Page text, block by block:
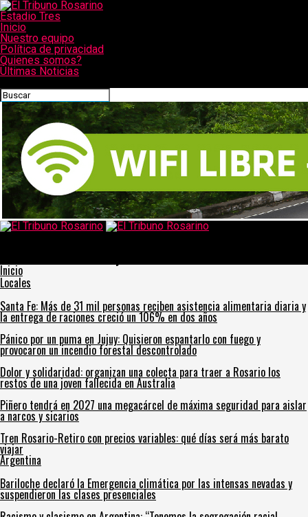
Estadio Tres
Inicio
Nuestro equipo
Política de privacidad
Quienes somos?
Últimas Noticias
Inicio
Locales
Santa Fe: Más de 31 mil personas reciben asistencia alimentaria diaria y
la entrega de raciones creció un 106% en dos años
Pánico por un puma en Jujuy: Quisieron espantarlo con fuego y
provocaron un incendio forestal descontrolado
Dolor y solidaridad: organizan una colecta para traer a Rosario los
restos de una joven fallecida en Australia
Piñero tendrá en 2027 una megacárcel de máxima seguridad para aislar
a narcos y sicarios
Tren Rosario-Retiro con precios variables: qué días será más barato
viajar
Argentina
Bariloche declaró la Emergencia climática por las intensas nevadas y
suspendieron las clases presenciales